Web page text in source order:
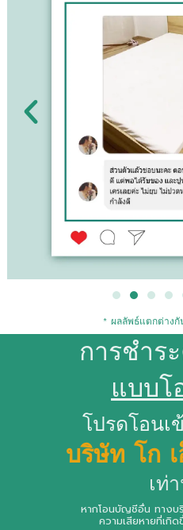
* ผลลัพธ์แตกต่าง
การชำร
แบบโ
โปรดโอน
บริษัท โก
เท่
หากโอนบัญชีอื่น ทางบ
ความเสียหายที่เกิ